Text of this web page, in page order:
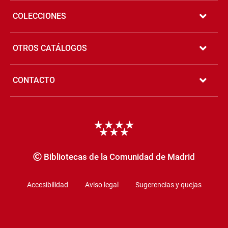
COLECCIONES
OTROS CATÁLOGOS
CONTACTO
Bibliotecas de la Comunidad de Madrid
Accesibilidad Aviso legal Sugerencias y quejas